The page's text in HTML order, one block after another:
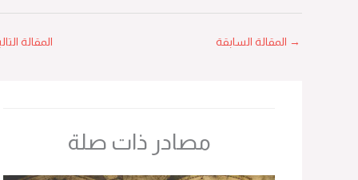
المقالة السابقة المقالة التالية←
مصادر ذات صلة